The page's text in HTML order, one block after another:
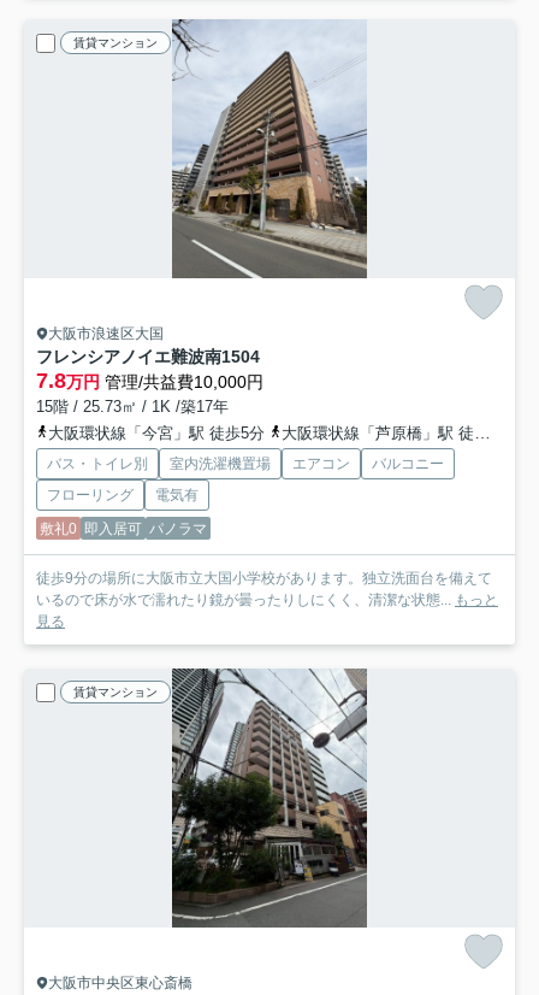
賃貸マンション
大阪市浪速区大国
フレンシアノイエ難波南1504
7.8万円 管理/共益費10,000円
15階 / 25.73㎡ / 1K /築17年
大阪環状線「今宮」駅 徒歩5分
大阪環状線「芦原橋」駅 徒歩5分
バス・トイレ別 室内洗濯機置場 エアコン
バルコニー
フローリング
電気有
敷礼0 即入居可 パノラマ
徒歩9分の場所に大阪市立大国小学校があります。独立洗面台を備えて
いるので床が水で濡れたり鏡が曇ったりしにくく、清潔な状態... もっと
見る
賃貸マンション
大阪市中央区東心斎橋